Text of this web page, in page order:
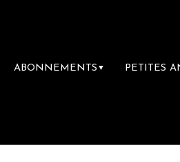
ABONNEMENTS ▼ PETITES